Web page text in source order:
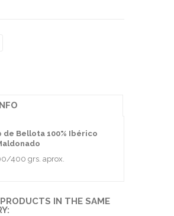
de Bellota 100% Ibérico
400 grs. aprox.
IN THE SAME